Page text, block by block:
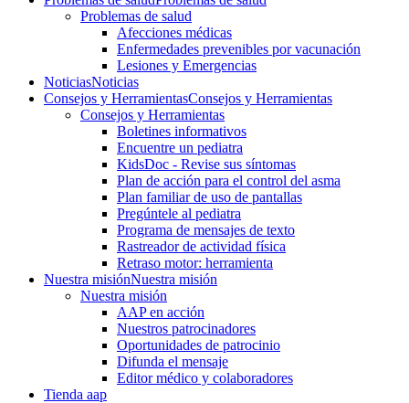
Problemas de salud
Afecciones médicas
Enfermedades prevenibles por vacunación
Lesiones y Emergencias
NoticiasNoticias
Consejos y HerramientasConsejos y Herramientas
Consejos y Herramientas
Boletines informativos
Encuentre un pediatra
KidsDoc - Revise sus síntomas
Plan de acción para el control del asma
Plan familiar de uso de pantallas
Pregúntele al pediatra
Programa de mensajes de texto
Rastre​​ador de activida​d física
Retraso motor: herramienta
Nuestra misiónNuestra misión
Nuestra misión
AAP en acción
Nuestros patrocinadores
Oportunidades de patrocinio
Difunda el mensaje
Editor médico y colaboradores
Tienda aap